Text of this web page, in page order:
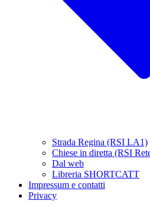
Strada Regina (RSI LA1)
Chiese in diretta (RSI
Dal web
Libreria SHORTCATT
Impressum e contatti
Privacy